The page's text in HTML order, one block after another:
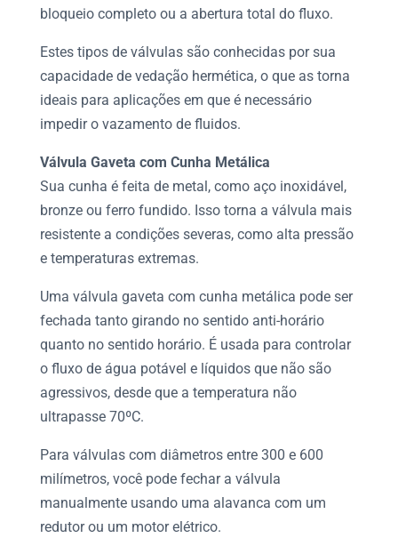
bloqueio completo ou a abertura total do fluxo.
Estes tipos de válvulas são conhecidas por sua
capacidade de vedação hermética, o que as torna
ideais para aplicações em que é necessário
impedir o vazamento de fluidos.
Válvula Gaveta com Cunha Metálica
Sua cunha é feita de metal, como aço inoxidável,
bronze ou ferro fundido. Isso torna a válvula mais
resistente a condições severas, como alta pressão
e temperaturas extremas.
Uma válvula gaveta com cunha metálica pode ser
fechada tanto girando no sentido anti-horário
quanto no sentido horário. É usada para controlar
o fluxo de água potável e líquidos que não são
agressivos, desde que a temperatura não
ultrapasse 70ºC.
Para válvulas com diâmetros entre 300 e 600
milímetros, você pode fechar a válvula
manualmente usando uma alavanca com um
redutor ou um motor elétrico.